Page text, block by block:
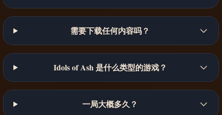
需要下载任何内容吗？
Idols of Ash 是什么类型的游戏？
一局大概多久？